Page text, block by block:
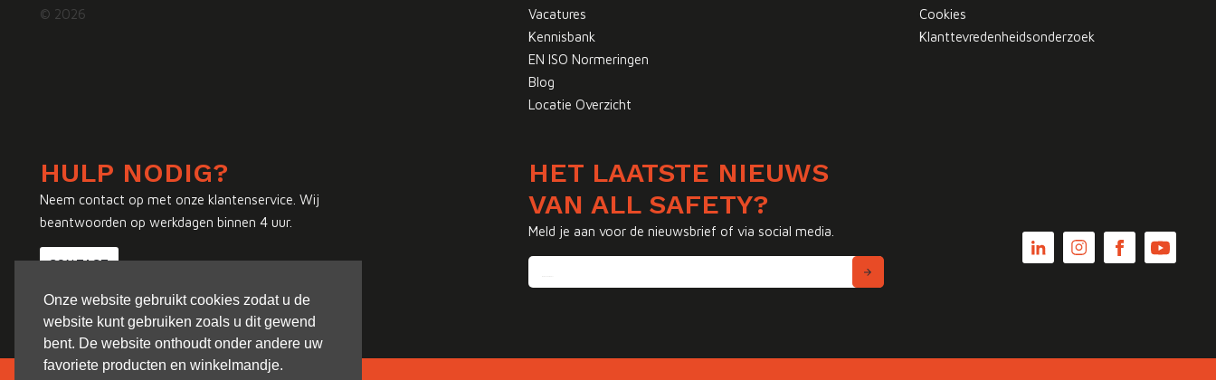
Onze website gebruikt cookies zodat u de
website kunt gebruiken zoals u dit gewend
bent. De website onthoudt onder andere uw
favoriete producten en winkelmandje.
© 2026
Vacatures
Kennisbank
EN ISO Normeringen
Blog
Locatie Overzicht
Cookies
Klanttevredenheidsonderzoek
HULP NODIG?
Neem contact op met onze klantenservice. Wij
beantwoorden op werkdagen binnen 4 uur.
CONTACT
HET LAATSTE NIEUWS
VAN ALL SAFETY?
Meld je aan voor de nieuwsbrief of via social media.